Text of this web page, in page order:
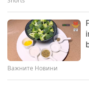
Важните Новини